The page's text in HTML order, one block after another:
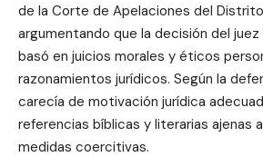
de la Corte de Apelaciones del
argumentando que la decisión del
basó en juicios morales y éticos
razonamientos jurídicos. Según la
carecía de motivación jurídica
referencias bíblicas y literarias ajenas
medidas coercitivas.